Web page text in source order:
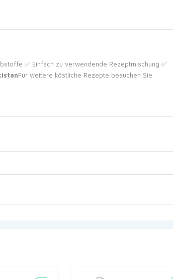
✅ Einfach zu verwendende Rezeptmischung ✅
Für weitere köstliche Rezepte besuchen Sie